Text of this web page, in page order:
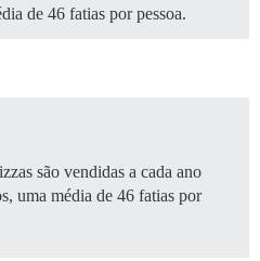
de 46 fatias por pessoa.
são vendidas a cada ano
uma média de 46 fatias por